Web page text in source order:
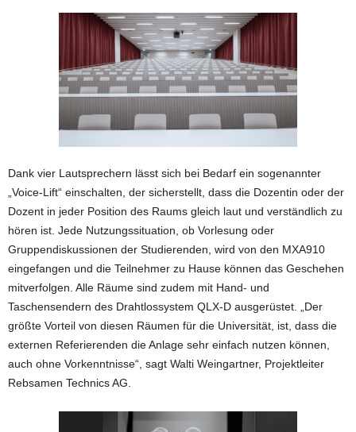
Dank vier Lautsprechern lässt sich bei Bedarf ein sogenannter
„Voice-Lift“ einschalten, der sicherstellt, dass die Dozentin oder der
Dozent in jeder Position des Raums gleich laut und verständlich zu
hören ist. Jede Nutzungssituation, ob Vorlesung oder
Gruppendiskussionen der Studierenden, wird von den MXA910
eingefangen und die Teilnehmer zu Hause können das Geschehen
mitverfolgen. Alle Räume sind zudem mit Hand- und
Taschensendern des Drahtlossystem QLX-D ausgerüstet. „Der
größte Vorteil von diesen Räumen für die Universität, ist, dass die
externen Referierenden die Anlage sehr einfach nutzen können,
auch ohne Vorkenntnisse“, sagt Walti Weingartner, Projektleiter
Rebsamen Technics AG.